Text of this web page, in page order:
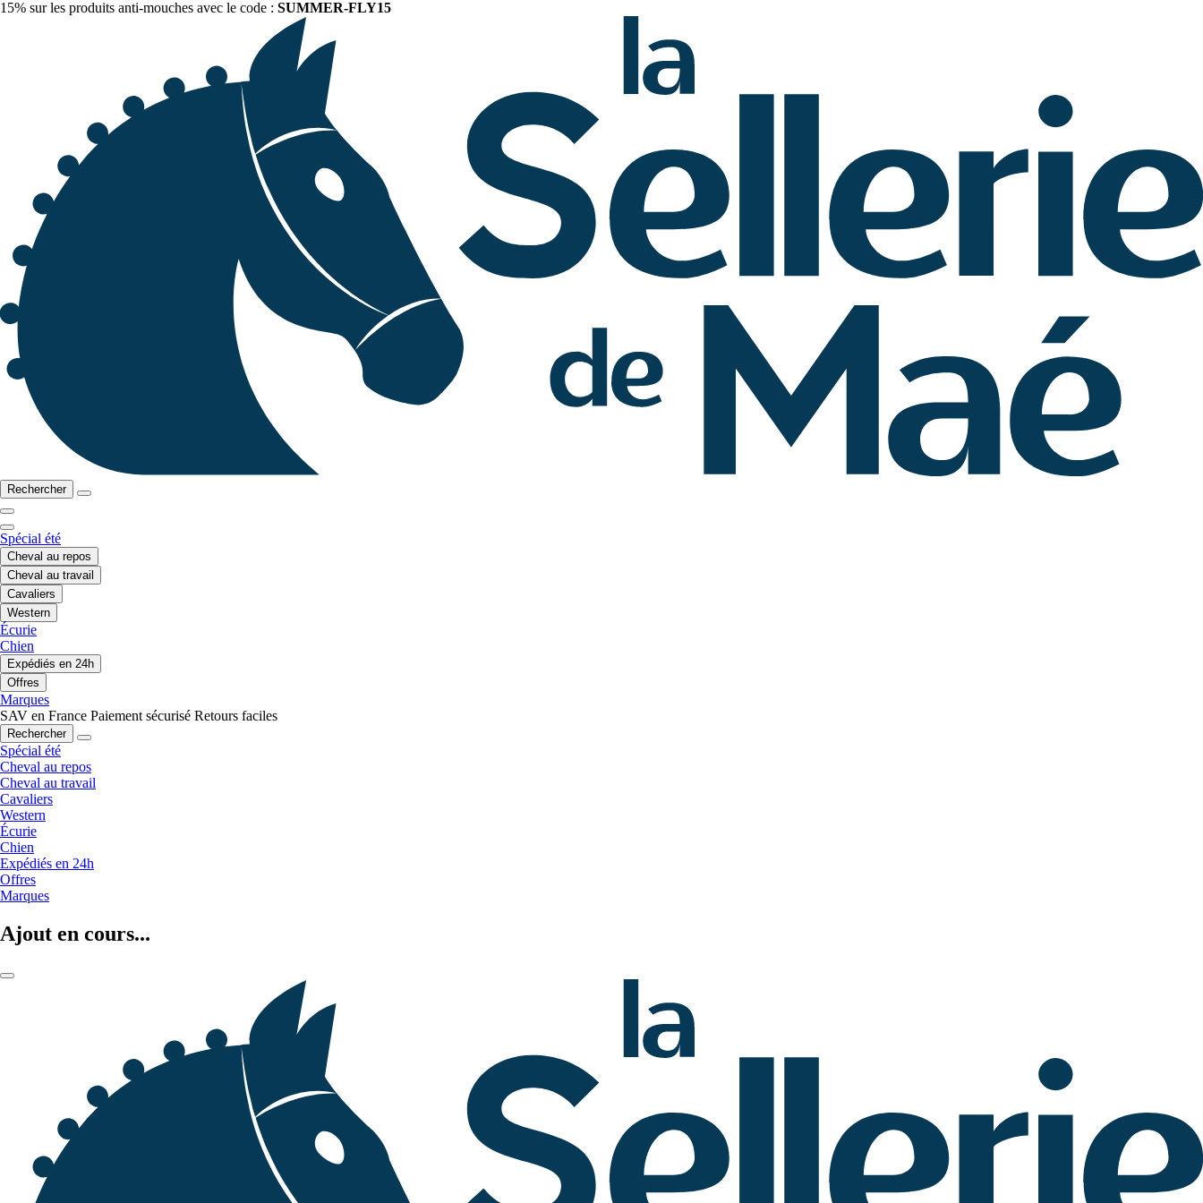
15% sur les produits anti-mouches avec le code : SUMMER-FLY15
Rechercher
Spécial été
Cheval au repos
Cheval au travail
Cavaliers
Western
Écurie
Chien
Expédiés en 24h
Offres
Marques
SAV en France Paiement sécurisé Retours faciles
Rechercher
Spécial été
Cheval au repos
Cheval au travail
Cavaliers
Western
Écurie
Chien
Expédiés en 24h
Offres
Marques
Ajout en cours...